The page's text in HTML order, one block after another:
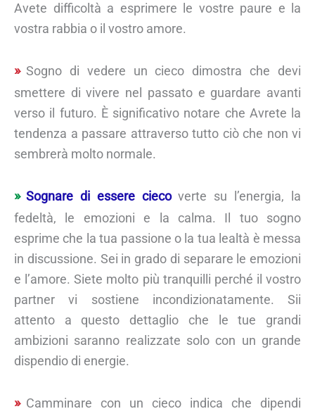
Avete difficoltà a esprimere le vostre paure e la
vostra rabbia o il vostro amore.
Sogno di vedere un cieco dimostra che devi
smettere di vivere nel passato e guardare avanti
verso il futuro. È significativo notare che Avrete la
tendenza a passare attraverso tutto ciò che non vi
sembrerà molto normale.
Sognare di essere ciecoverte su l’energia, la
fedeltà, le emozioni e la calma. Il tuo sogno
esprime che la tua passione o la tua lealtà è messa
in discussione. Sei in grado di separare le emozioni
e l’amore. Siete molto più tranquilli perché il vostro
partner vi sostiene incondizionatamente. Sii
attento a questo dettaglio che le tue grandi
ambizioni saranno realizzate solo con un grande
dispendio di energie.
Camminare con un cieco indica che dipendi